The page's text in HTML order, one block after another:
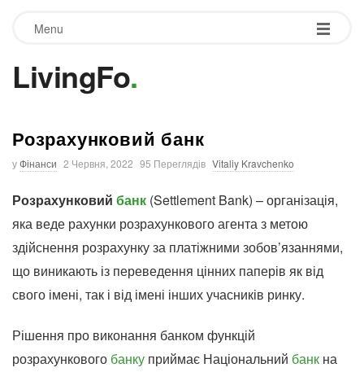
Menu
LivingFo.
Розрахунковий банк
уФінанси 2 Червня, 2022 95 Переглядів Vitaliy Kravchenko
Розрахунковий банк (Settlement Bank) – організація,
яка веде рахунки розрахункового агента з метою
здійснення розрахунку за платіжними зобов’язаннями,
що виникають із переведення цінних паперів як від
свого імені, так і від імені інших учасників ринку.
Рішення про виконання банком функцій
розрахункового банку приймає Національний банк на